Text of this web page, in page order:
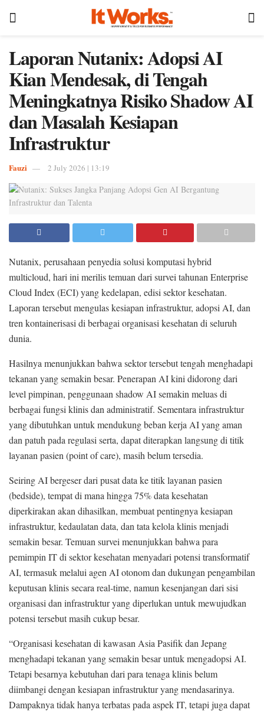
Laporan Nutanix: Adopsi AI
Kian Mendesak, di Tengah
Meningkatnya Risiko Shadow AI
dan Masalah Kesiapan
Infrastruktur
Fauzi 2 July 2026 | 13:19
Nutanix, perusahaan penyedia solusi komputasi hybrid
multicloud, hari ini merilis temuan dari survei tahunan Enterprise
Cloud Index (ECI) yang kedelapan, edisi sektor kesehatan.
Laporan tersebut mengulas kesiapan infrastruktur, adopsi AI, dan
tren kontainerisasi di berbagai organisasi kesehatan di seluruh
dunia.
Hasilnya menunjukkan bahwa sektor tersebut tengah menghadapi
tekanan yang semakin besar. Penerapan AI kini didorong dari
level pimpinan, penggunaan shadow AI semakin meluas di
berbagai fungsi klinis dan administratif. Sementara infrastruktur
yang dibutuhkan untuk mendukung beban kerja AI yang aman
dan patuh pada regulasi serta, dapat diterapkan langsung di titik
layanan pasien (point of care), masih belum tersedia.
Seiring AI bergeser dari pusat data ke titik layanan pasien
(bedside), tempat di mana hingga 75% data kesehatan
diperkirakan akan dihasilkan, membuat pentingnya kesiapan
infrastruktur, kedaulatan data, dan tata kelola klinis menjadi
semakin besar. Temuan survei menunjukkan bahwa para
pemimpin IT di sektor kesehatan menyadari potensi transformatif
AI, termasuk melalui agen AI otonom dan dukungan pengambilan
keputusan klinis secara real-time, namun kesenjangan dari sisi
organisasi dan infrastruktur yang diperlukan untuk mewujudkan
potensi tersebut masih cukup besar.
“Organisasi kesehatan di kawasan Asia Pasifik dan Jepang
menghadapi tekanan yang semakin besar untuk mengadopsi AI.
Tetapi besarnya kebutuhan dari para tenaga klinis belum
diimbangi dengan kesiapan infrastruktur yang mendasarinya.
Dampaknya tidak hanya terbatas pada aspek IT, tetapi juga dapat